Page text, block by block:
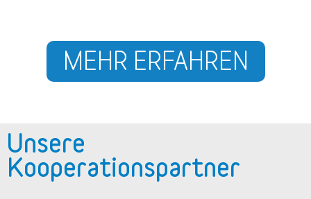
MEHR ERFAHREN
Unsere
Kooperationspartner